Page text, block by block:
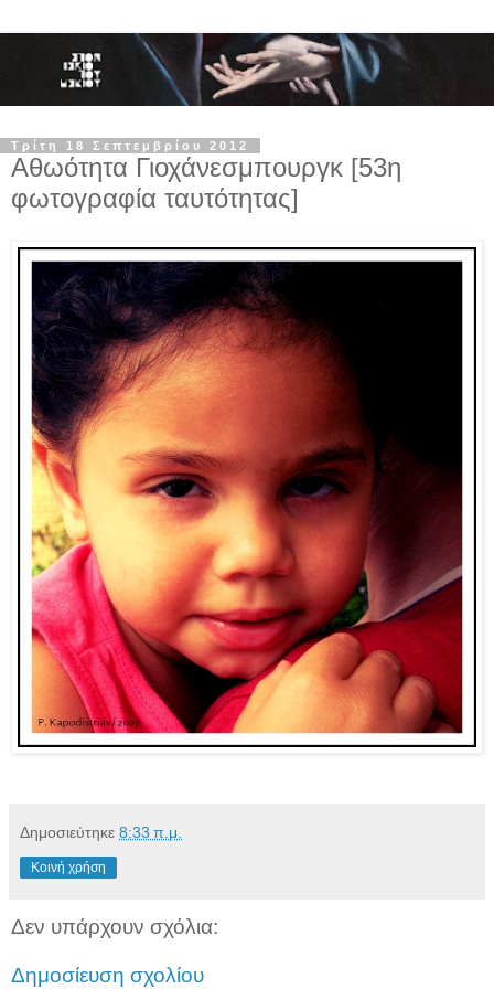
Τρίτη 18 Σεπτεμβρίου 2012
Αθωότητα Γιοχάνεσμπουργκ [53η
φωτογραφία ταυτότητας]
Δημοσιεύτηκε 8:33 π.μ.
Κοινή χρήση
Δεν υπάρχουν σχόλια:
Δημοσίευση σχολίου